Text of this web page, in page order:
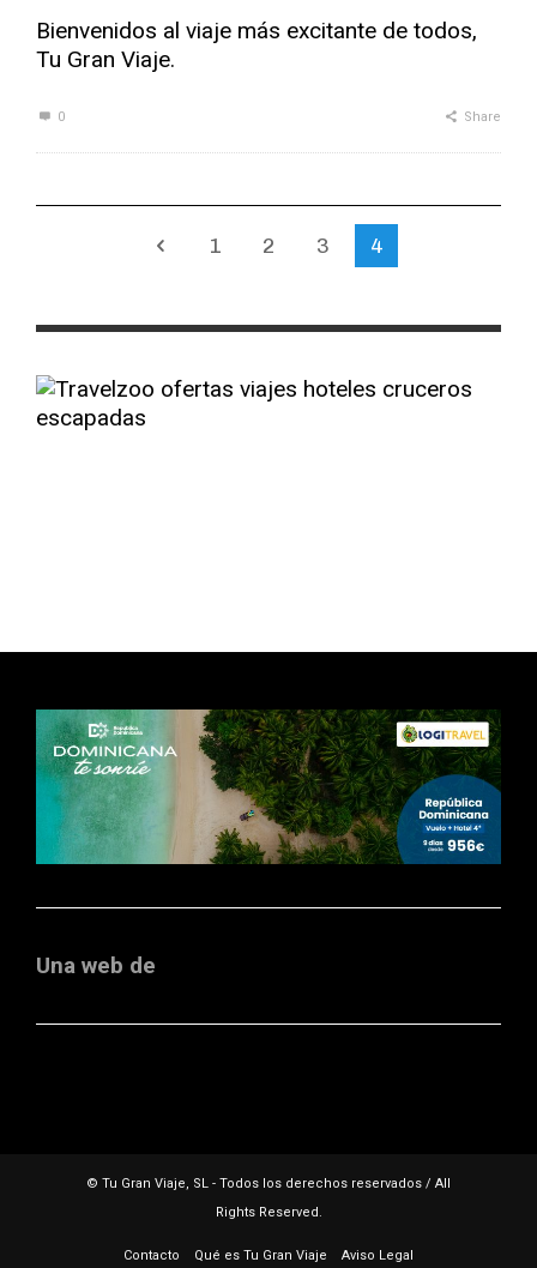
Bienvenidos al viaje más excitante de todos,
Tu Gran Viaje.
0 Share
1 2 3 4
Una web de
© Tu Gran Viaje, SL - Todos los derechos reservados / All
Rights Reserved.
Contacto Qué es Tu Gran Viaje Aviso Legal